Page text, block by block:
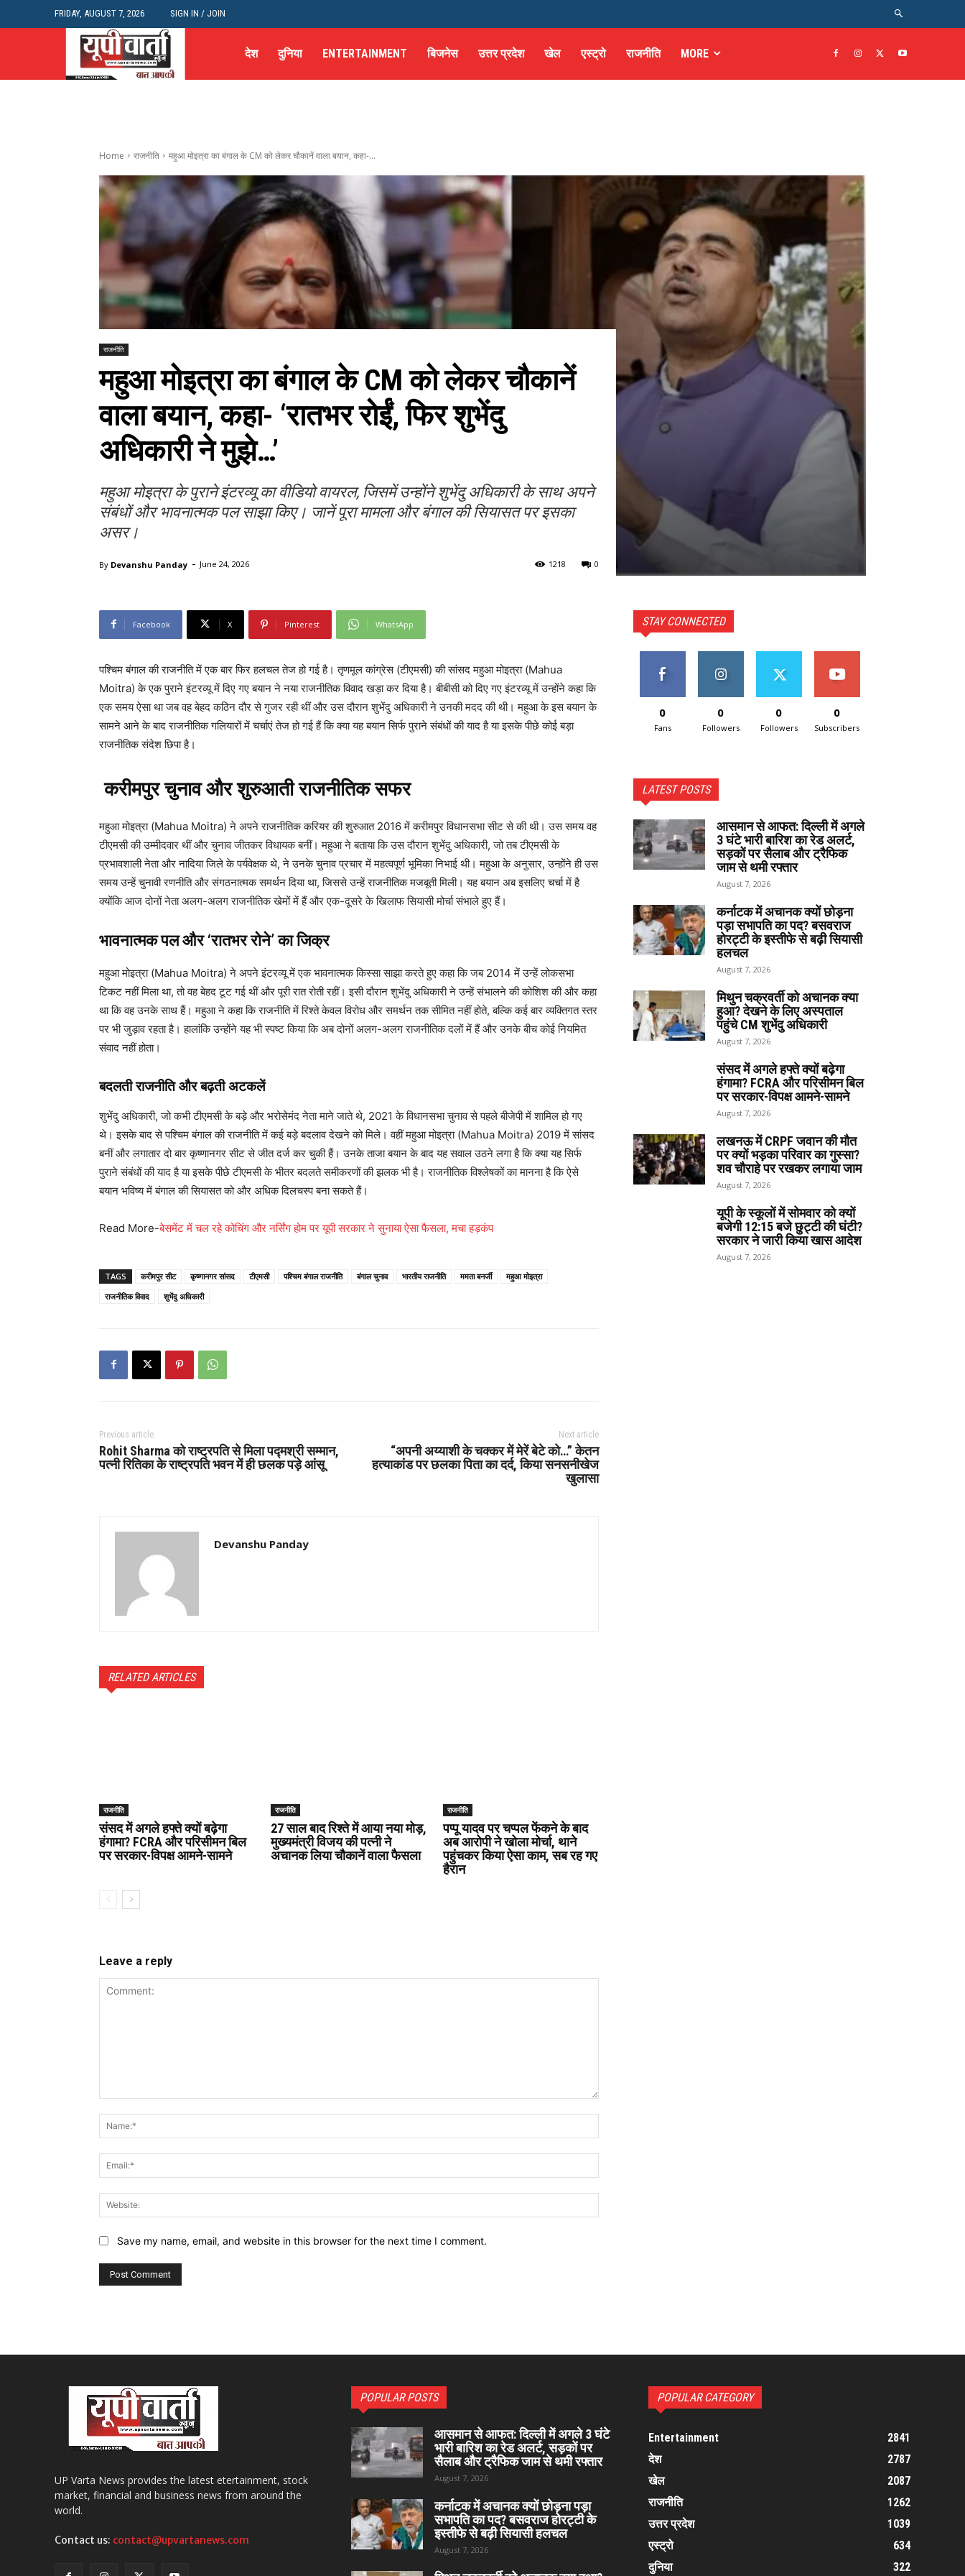
FRIDAY, AUGUST 7, 2026 SIGN IN / JOIN
देश दुनिया ENTERTAINMENT बिजनेस उत्तर प्रदेश खेल एस्ट्रो राजनीति MORE
Home राजनीति महुआ मोइत्रा का बंगाल के CM को लेकर चौकानें वाला बयान, कहा-...
राजनीति
महुआ मोइत्रा का बंगाल के CM को लेकर चौकानें
वाला बयान, कहा- ‘रातभर रोईं, फिर शुभेंदु
अधिकारी ने मुझे…’
महुआ मोइत्रा के पुराने इंटरव्यू का वीडियो वायरल, जिसमें उन्होंने शुभेंदु अधिकारी के साथ अपने
संबंधों और भावनात्मक पल साझा किए। जानें पूरा मामला और बंगाल की सियासत पर इसका
असर।
By Devanshu Panday - June 24, 2026 0
1218
Facebook X Pinterest WhatsApp
पश्चिम बंगाल की राजनीति में एक बार फिर हलचल तेज हो गई है। तृणमूल कांग्रेस (टीएमसी) की सांसद महुआ मोइत्रा (Mahua
Moitra) के एक पुराने इंटरव्यू में दिए गए बयान ने नया राजनीतिक विवाद खड़ा कर दिया है। बीबीसी को दिए गए इंटरव्यू में उन्होंने कहा कि
एक समय ऐसा था जब वह बेहद कठिन दौर से गुजर रही थीं और उस दौरान शुभेंदु अधिकारी ने उनकी मदद की थी। महुआ के इस बयान के
सामने आने के बाद राजनीतिक गलियारों में चर्चाएं तेज हो गई हैं कि क्या यह बयान सिर्फ पुराने संबंधों की याद है या इसके पीछे कोई बड़ा
राजनीतिक संदेश छिपा है।
करीमपुर चुनाव और शुरुआती राजनीतिक सफर
महुआ मोइत्रा (Mahua Moitra) ने अपने राजनीतिक करियर की शुरुआत 2016 में करीमपुर विधानसभा सीट से की थी। उस समय वह
टीएमसी की उम्मीदवार थीं और चुनाव जीतकर विधायक बनीं। महुआ ने बताया कि उस दौरान शुभेंदु अधिकारी, जो तब टीएमसी के
प्रभावशाली नेता और नादिया जिले के पर्यवेक्षक थे, ने उनके चुनाव प्रचार में महत्वपूर्ण भूमिका निभाई थी। महुआ के अनुसार, उन्होंने ही उस
समय उन्हें चुनावी रणनीति और संगठनात्मक समर्थन दिया था, जिससे उन्हें राजनीतिक मजबूती मिली। यह बयान अब इसलिए चर्चा में है
क्योंकि आज दोनों नेता अलग-अलग राजनीतिक खेमों में हैं और एक-दूसरे के खिलाफ सियासी मोर्चा संभाले हुए हैं।
भावनात्मक पल और ‘रातभर रोने’ का जिक्र
महुआ मोइत्रा (Mahua Moitra) ने अपने इंटरव्यू में एक भावनात्मक किस्सा साझा करते हुए कहा कि जब 2014 में उन्हें लोकसभा
टिकट नहीं मिला था, तो वह बेहद टूट गई थीं और पूरी रात रोती रहीं। इसी दौरान शुभेंदु अधिकारी ने उन्हें संभालने की कोशिश की और कहा
था कि वह उनके साथ हैं। महुआ ने कहा कि राजनीति में रिश्ते केवल विरोध और समर्थन तक सीमित नहीं होते, बल्कि कई बार व्यक्तिगत स्तर
पर भी जुड़ाव रहता है। हालांकि उन्होंने यह भी स्पष्ट किया कि अब दोनों अलग-अलग राजनीतिक दलों में हैं और उनके बीच कोई नियमित
संवाद नहीं होता।
बदलती राजनीति और बढ़ती अटकलें
शुभेंदु अधिकारी, जो कभी टीएमसी के बड़े और भरोसेमंद नेता माने जाते थे, 2021 के विधानसभा चुनाव से पहले बीजेपी में शामिल हो गए
थे। इसके बाद से पश्चिम बंगाल की राजनीति में कई बड़े बदलाव देखने को मिले। वहीं महुआ मोइत्रा (Mahua Moitra) 2019 में सांसद
बनीं और लगातार दो बार कृष्णानगर सीट से जीत दर्ज कर चुकी हैं। उनके ताजा बयान के बाद यह सवाल उठने लगा है कि क्या यह सिर्फ
पुराने संबंधों की याद है या इसके पीछे टीएमसी के भीतर बदलते समीकरणों की झलक भी है। राजनीतिक विश्लेषकों का मानना है कि ऐसे
बयान भविष्य में बंगाल की सियासत को और अधिक दिलचस्प बना सकते हैं।
Read More-बेसमेंट में चल रहे कोचिंग और नर्सिंग होम पर यूपी सरकार ने सुनाया ऐसा फैसला, मचा हड़कंप
TAGS करीमपुर सीट कृष्णानगर सांसद टीएमसी पश्चिम बंगाल राजनीति बंगाल चुनाव भारतीय राजनीति ममता बनर्जी
महुआ मोइत्रा
राजनीतिक विवाद
शुभेंदु अधिकारी
Previous article
Rohit Sharma को राष्ट्रपति से मिला पद्मश्री सम्मान,
पत्नी रितिका के राष्ट्रपति भवन में ही छलक पड़े आंसू
Next article
“अपनी अय्याशी के चक्कर में मेरें बेटे को…” केतन
हत्याकांड पर छलका पिता का दर्द, किया सनसनीखेज
खुलासा
Devanshu Panday
RELATED ARTICLES
राजनीति
संसद में अगले हफ्ते क्यों बढ़ेगा
हंगामा? FCRA और परिसीमन बिल
पर सरकार-विपक्ष आमने-सामने
राजनीति
27 साल बाद रिश्ते में आया नया मोड़,
मुख्यमंत्री विजय की पत्नी ने
अचानक लिया चौकानें वाला फैसला
राजनीति
पप्पू यादव पर चप्पल फेंकने के बाद
अब आरोपी ने खोला मोर्चा, थाने
पहुंचकर किया ऐसा काम, सब रह गए
हैरान
Leave a reply
Save my name, email, and website in this browser for the next time I comment.
STAY CONNECTED
0
Fans
0
Followers
0
Followers
0
Subscribers
LATEST POSTS
आसमान से आफत: दिल्ली में अगले
3 घंटे भारी बारिश का रेड अलर्ट,
सड़कों पर सैलाब और ट्रैफिक
जाम से थमी रफ्तार
August 7, 2026
कर्नाटक में अचानक क्यों छोड़ना
पड़ा सभापति का पद? बसवराज
होरट्टी के इस्तीफे से बढ़ी सियासी
हलचल
August 7, 2026
मिथुन चक्रवर्ती को अचानक क्या
हुआ? देखने के लिए अस्पताल
पहुंचे CM शुभेंदु अधिकारी
August 7, 2026
संसद में अगले हफ्ते क्यों बढ़ेगा
हंगामा? FCRA और परिसीमन बिल
पर सरकार-विपक्ष आमने-सामने
August 7, 2026
लखनऊ में CRPF जवान की मौत
पर क्यों भड़का परिवार का गुस्सा?
शव चौराहे पर रखकर लगाया जाम
August 7, 2026
यूपी के स्कूलों में सोमवार को क्यों
बजेगी 12:15 बजे छुट्टी की घंटी?
सरकार ने जारी किया खास आदेश
August 7, 2026
UP Varta News provides the latest etertainment, stock
market, financial and business news from around the
world.
Contact us: contact@upvartanews.com
POPULAR POSTS
आसमान से आफत: दिल्ली में अगले 3 घंटे
भारी बारिश का रेड अलर्ट, सड़कों पर
सैलाब और ट्रैफिक जाम से थमी रफ्तार
August 7, 2026
कर्नाटक में अचानक क्यों छोड़ना पड़ा
सभापति का पद? बसवराज होरट्टी के
इस्तीफे से बढ़ी सियासी हलचल
August 7, 2026
POPULAR CATEGORY
Entertainment
2841
देश
2787
खेल
2087
राजनीति
1262
उत्तर प्रदेश
1039
एस्ट्रो
634
दुनिया
322